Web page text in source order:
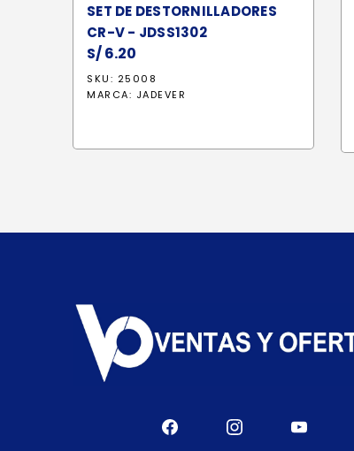
SET DE DESTORNILLADORES
CR-V - JDSS1302
S/6.20
SKU: 25008
MARCA: JADEVER